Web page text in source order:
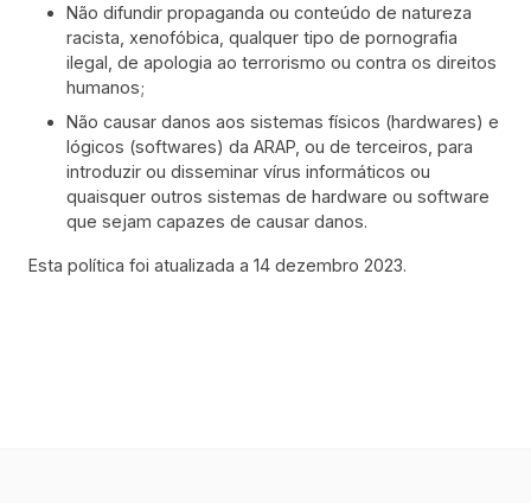
Não difundir propaganda ou conteúdo de natureza
racista, xenofóbica, qualquer tipo de pornografia
ilegal, de apologia ao terrorismo ou contra os direitos
humanos;
Não causar danos aos sistemas físicos (hardwares) e
lógicos (softwares) da ARAP, ou de terceiros, para
introduzir ou disseminar vírus informáticos ou
quaisquer outros sistemas de hardware ou software
que sejam capazes de causar danos.
Esta política foi atualizada a 14 dezembro 2023.